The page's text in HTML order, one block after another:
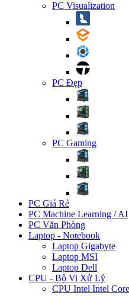
PC Visualization
PC Đẹp
PC Gaming
PC Giá Rẻ
PC Machine Learning / AI
PC Văn Phòng
Laptop - Notebook
Laptop Gigabyte
Laptop MSI
Laptop Dell
CPU - Bộ Vi Xử Lý
CPU Intel Intel